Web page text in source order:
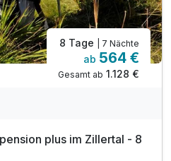
8 Tage | 7 Nächte
ab 564 €
Gesamt ab 1.128 €
plus im Zillertal - 8